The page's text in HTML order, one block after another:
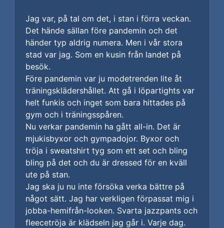
Jag var, på tal om det, i stan i förra veckan.
Det hände sällan före pandemin och det
händer typ aldrig numera. Men i vår stora
stad var jag. Som en kusin från landet på
besök.
Före pandemin var ju modetrenden lite åt
träningsklädershållet. Att gå i löpartights var
helt funkis och inget som bara hittades på
gym och i träningsspåren.
Nu verkar pandemin ha gått all-in. Det är
mjukisbyxor och gympadojor. Byxor och
tröja i sweatshirt tyg som ett set och bling
bling på det och du är dressed för en kväll
ute på stan.
Jag ska ju nu inte försöka verka bättre på
något sätt. Jag har verkligen förpassat mig i
jobba-hemifrån-looken. Svarta jazzpants och
fleecetröja är klädseln jag går i. Varje dag.